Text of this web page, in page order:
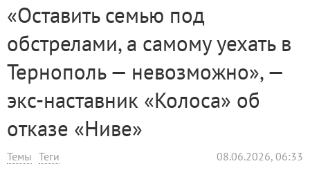
«Оставить семью под
обстрелами, а самому уехать в
Тернополь — невозможно», —
экс-наставник «Колоса» об
отказе «Ниве»
Темы Теги 08.06.2026, 06:33